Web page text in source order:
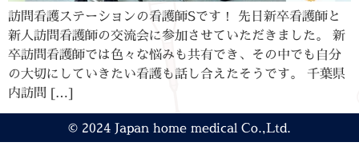
訪問看護ステーションの看護師Sです！ 先日新卒看護師と
新人訪問看護師の交流会に参加させていただきました。 新
卒訪問看護師では色々な悩みも共有でき、その中でも自分
の大切にしていきたい看護も話し合えたそうです。 千葉県
内訪問 […]
© 2024 Japan home medical Co.,Ltd.